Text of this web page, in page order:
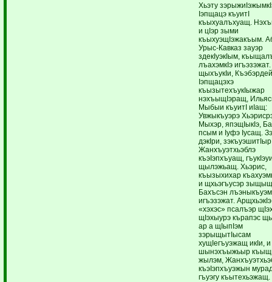
Хьэту
Iэпщацэ къуитI
къыхуалъхуащ.
и цIэр зыми
къыхуэщIэжакъым.
Урыс-Кавказ зауэр
здекIуэкIым,
лъахэмкIэ
щыхъукIи,
Iэпщацэхэ
къызытехъукIыжар
нэхъыщIэращ,
Мыбыи къуитI иIащ:
Увжыкъуэрэ
Мыхэр, япэщIыкIэ,
псым и Iуфэ Iусащ.
дэкIри, зэкъуэшитIыр
Жанхъуэтхьэблэ
къэIэпхъуащ,
щылэжьащ. Хьэрис,
къызыхихар
и щхьэгъусэр
Бахъсэн
игъэзэжат.
«хэхэс» псалъэр
щIэхыурэ кърапэс
ар а щIыпIэм
зэрыщытIысам
хущIегъуэжащ икIи, и
шынэхъыжьыр
жылэм,
къэIэпхъуэжын
гъуэгу къытехьэжащ.